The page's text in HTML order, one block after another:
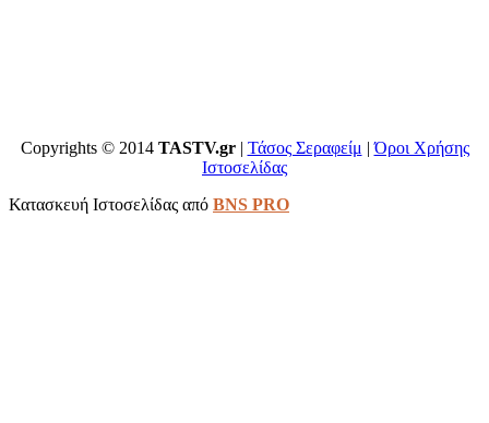
Copyrights © 2014 TASTV.gr| Τάσος Σεραφείμ |Όροι Χρήσης
Ιστοσελίδας
Κατασκευή Ιστοσελίδας από BNS PRO